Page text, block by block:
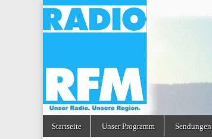
Radio
RFM
Main
menu
Startseite Unser Programm Sendungen